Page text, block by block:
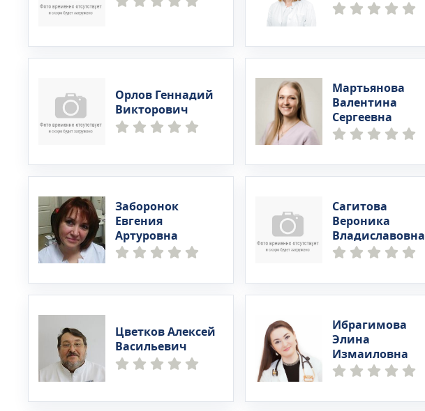
Орлов Геннадий
Викторович
Мартьянова
Валентина
Сергеевна
Заборонок
Евгения
Артуровна
Сагитова
Вероника
Владиславовна
Цветков Алексей
Васильевич
Ибрагимова
Элина
Измаиловна